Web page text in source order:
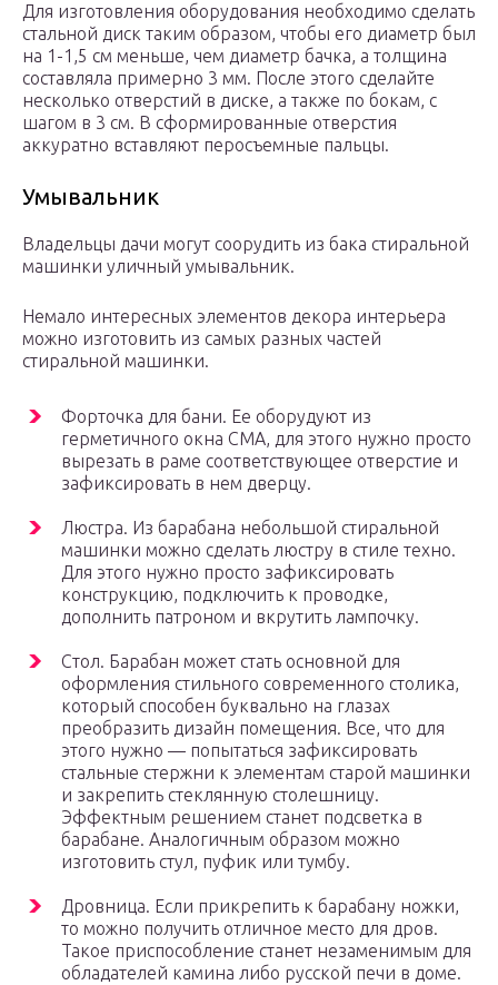
Для изготовления оборудования необходимо сделать
стальной диск таким образом, чтобы его диаметр был
на 1-1,5 см меньше, чем диаметр бачка, а толщина
составляла примерно 3 мм. После этого сделайте
несколько отверстий в диске, а также по бокам, с
шагом в 3 см. В сформированные отверстия
аккуратно вставляют перосъемные пальцы.
Умывальник
Владельцы дачи могут соорудить из бака стиральной
машинки уличный умывальник.
Немало интересных элементов декора интерьера
можно изготовить из самых разных частей
стиральной машинки.
Форточка для бани. Ее оборудуют из
герметичного окна СМА, для этого нужно просто
вырезать в раме соответствующее отверстие и
зафиксировать в нем дверцу.
Люстра. Из барабана небольшой стиральной
машинки можно сделать люстру в стиле техно.
Для этого нужно просто зафиксировать
конструкцию, подключить к проводке,
дополнить патроном и вкрутить лампочку.
Стол. Барабан может стать основной для
оформления стильного современного столика,
который способен буквально на глазах
преобразить дизайн помещения. Все, что для
этого нужно — попытаться зафиксировать
стальные стержни к элементам старой машинки
и закрепить стеклянную столешницу.
Эффектным решением станет подсветка в
барабане. Аналогичным образом можно
изготовить стул, пуфик или тумбу.
Дровница. Если прикрепить к барабану ножки,
то можно получить отличное место для дров.
Такое приспособление станет незаменимым для
обладателей камина либо русской печи в доме.